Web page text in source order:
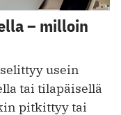
– milloin
usein
tai tilapäisellä
pitkittyy tai